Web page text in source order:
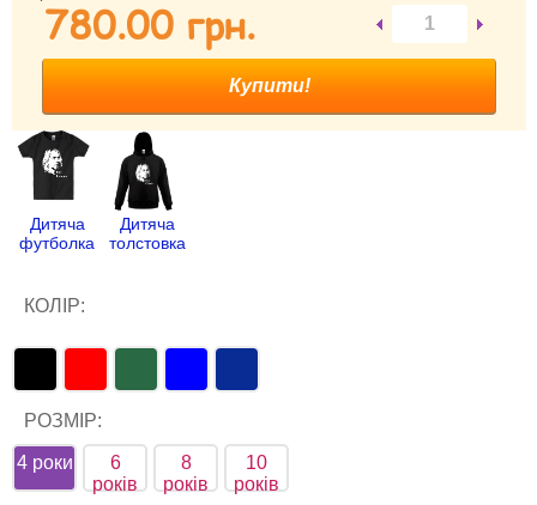
Забули свій пароль?
Забули своє Ім’я Користувача?
Зареєструватися
780.00 гpн.
Дитяча
футболка
Дитяча
толстовка
КОЛІР:
РОЗМІР:
4 роки
6
років
8
років
10
років